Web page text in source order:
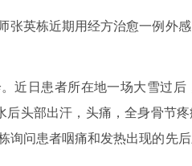
张英栋近期用经方治愈一例外
近日患者所在地一场大雪过
头部出汗，头痛，全身骨节
询问患者咽痛和发热出现的先